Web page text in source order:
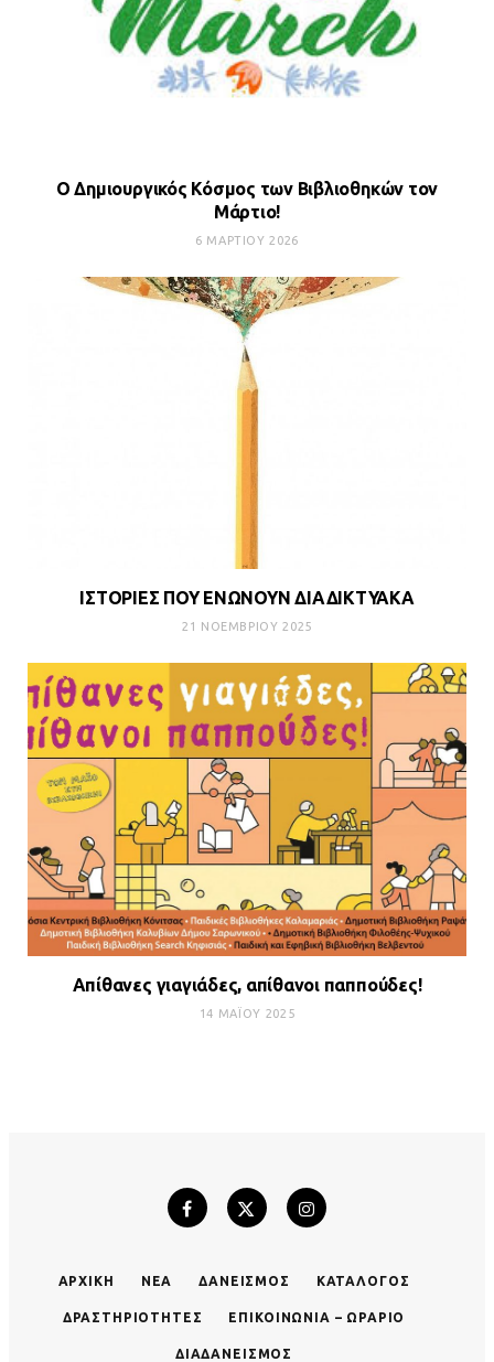
Ο Δημιουργικός Κόσμος των Βιβλιοθηκών τον
Μάρτιο!
6 ΜΑΡΤΊΟΥ 2026
ΙΣΤΟΡΙΕΣ ΠΟΥ ΕΝΩΝΟΥΝ ΔΙΑΔΙΚΤΥΑΚΑ
21 ΝΟΕΜΒΡΊΟΥ 2025
Απίθανες γιαγιάδες, απίθανοι παππούδες!
14 ΜΑΪ́ΟΥ 2025
ΑΡΧΙΚΉ ΝΈΑ ΔΑΝΕΙΣΜΌΣ ΚΑΤΆΛΟΓΟΣ
ΔΡΑΣΤΗΡΙΌΤΗΤΕΣ ΕΠΙΚΟΙΝΩΝΊΑ – ΩΡΆΡΙΟ
ΔΙΑΔΑΝΕΙΣΜΌΣ